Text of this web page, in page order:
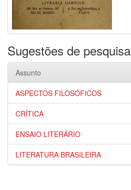
Sugestões de pesquisa
Assunto
ASPECTOS FILOSÓFICOS
CRÍTICA
ENSAIO LITERÁRIO
LITERATURA BRASILEIRA